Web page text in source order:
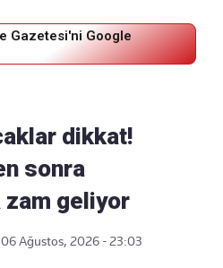
Gazetesi'ni Google
dikkat!
sonra
zam geliyor
06 Ağustos, 2026 - 23:03